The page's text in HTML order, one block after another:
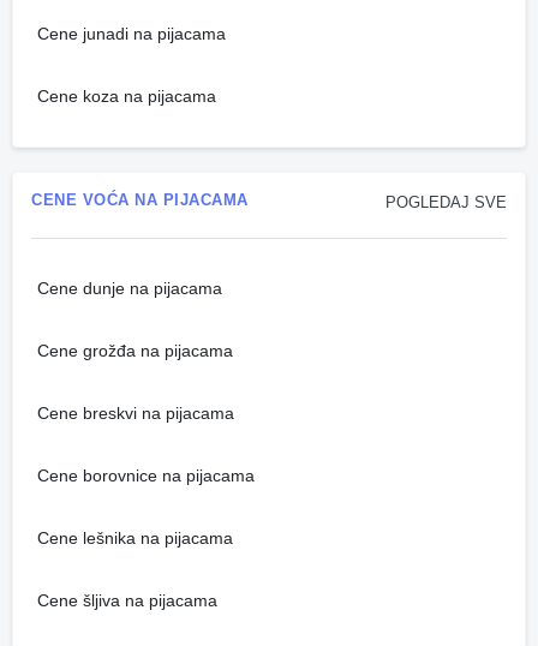
Cene junadi na pijacama
Cene koza na pijacama
POGLEDAJ SVE
CENE VOĆA NA PIJACAMA
Cene dunje na pijacama
Cene grožđa na pijacama
Cene breskvi na pijacama
Cene borovnice na pijacama
Cene lešnika na pijacama
Cene šljiva na pijacama